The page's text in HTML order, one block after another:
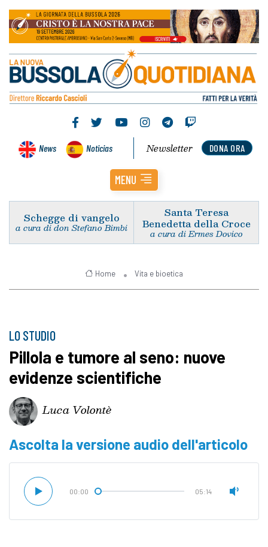
News Noticias DONA ORA
Newsletter
MENU
Schegge di vangelo
a cura di don Stefano Bimbi
Santa Teresa
Benedetta della Croce
a cura di Ermes Dovico
Home Vita e bioetica
LO STUDIO
Pillola e tumore al seno: nuove
evidenze scientifiche
Luca Volontè
Ascolta la versione audio dell'articolo
00:00 05:14